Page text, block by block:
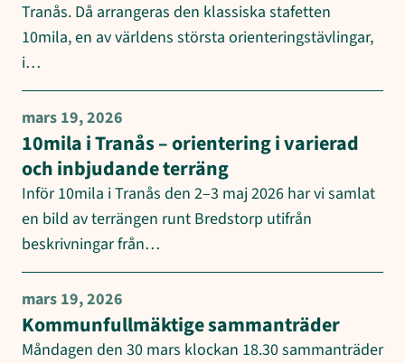
Tranås. Då arrangeras den klassiska stafetten
10mila, en av världens största orienteringstävlingar,
i…
mars 19, 2026
10mila i Tranås – orientering i varierad
och inbjudande terräng
Inför 10mila i Tranås den 2–3 maj 2026 har vi samlat
en bild av terrängen runt Bredstorp utifrån
beskrivningar från…
mars 19, 2026
Kommunfullmäktige sammanträder
Måndagen den 30 mars klockan 18.30 sammanträder